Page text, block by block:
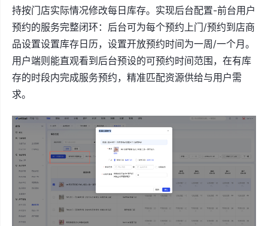
持按门店实际情况修改每日库存。实现后台配置-前台用户
预约的服务完整闭环：后台可为每个预约上门/预约到店商
品设置设置库存日历，设置开放预约时间为一周/一个月。
用户端则能直观看到后台预设的可预约时间范围，在有库
存的时段内完成服务预约，精准匹配资源供给与用户需
求。